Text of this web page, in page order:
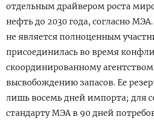
отдельным драйвером роста
нефть до 2030 года, согласно
не является полноценным
присоединилась во время
скоординированному агентством
высвобождению запасов. Ее
лишь восемь дней импорта; для
стандарту МЭА в 90 дней